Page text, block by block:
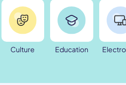
Culture Education